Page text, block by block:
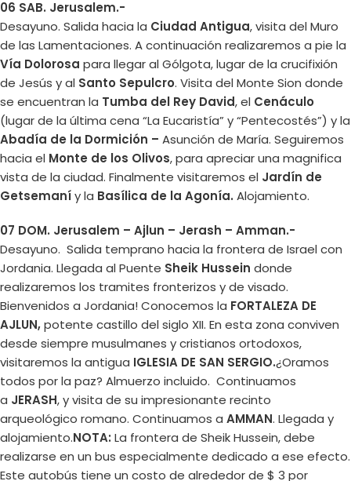
06 SAB. Jerusalem.-
Desayuno. Salida hacia la Ciudad Antigua, visita del Muro
de las Lamentaciones. A continuación realizaremos a pie la
Vía Dolorosa para llegar al Gólgota, lugar de la crucifixión
de Jesús y al Santo Sepulcro. Visita del Monte Sion donde
se encuentran la Tumba del Rey David, el Cenáculo
(lugar de la última cena “La Eucaristía” y “Pentecostés”) y la
Abadía de la Dormición – Asunción de María. Seguiremos
hacia el Monte de los Olivos, para apreciar una magnifica
vista de la ciudad. Finalmente visitaremos el Jardín de
Getsemaníy la Basílica de la Agonía. Alojamiento.
07 DOM. Jerusalem – Ajlun – Jerash – Amman.-
Desayuno. Salida temprano hacia la frontera de Israel con
Jordania. Llegada al Puente Sheik Hussein donde
realizaremos los tramites fronterizos y de visado.
Bienvenidos a Jordania! Conocemos la FORTALEZA DE
AJLUN,potente castillo del siglo XII. En esta zona conviven
desde siempre musulmanes y cristianos ortodoxos,
visitaremos la antigua IGLESIA DE SAN SERGIO.¿Oramos
todos por la paz? Almuerzo incluido. Continuamos
a JERASH, y visita de su impresionante recinto
arqueológico romano. Continuamos a AMMAN. Llegada y
alojamiento.NOTA: La frontera de Sheik Hussein, debe
realizarse en un bus especialmente dedicado a ese efecto.
Este autobús tiene un costo de alrededor de $ 3 por